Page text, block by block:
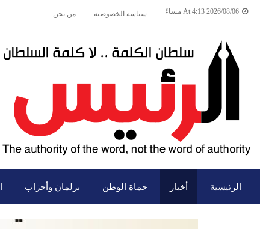
2026/08/06 At 4:13 مساءً سياسة الخصوصية من نحن
الرئيسية أخبار حماة الوطن برلمان وأحزاب